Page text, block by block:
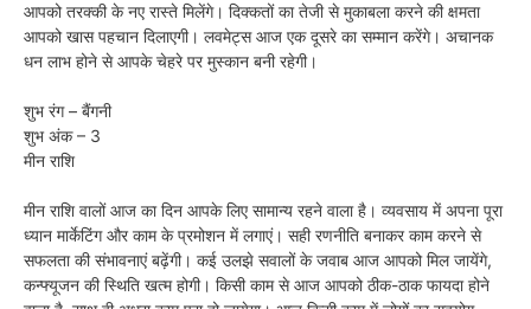
आपको तरक्की के नए रास्ते मिलेंगे। दिक्कतों का तेजी से मुकाबला करने की क्षमता
आपको खास पहचान दिलाएगी। लवमेट्स आज एक दूसरे का सम्मान करेंगे। अचानक
धन लाभ होने से आपके चेहरे पर मुस्कान बनी रहेगी।
शुभ रंग – बैंगनी
शुभ अंक – 3
मीन राशि
मीन राशि वालों आज का दिन आपके लिए सामान्य रहने वाला है। व्यवसाय में अपना पूरा
ध्यान मार्केटिंग और काम के प्रमोशन में लगाएं। सही रणनीति बनाकर काम करने से
सफलता की संभावनाएं बढ़ेंगी। कई उलझे सवालों के जवाब आज आपको मिल जायेंगे,
कन्फ्यूजन की स्थिति खत्म होगी। किसी काम से आज आपको ठीक-ठाक फायदा होने